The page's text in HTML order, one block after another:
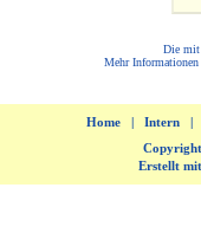
Die mit
Mehr
Home Intern
Erstellt